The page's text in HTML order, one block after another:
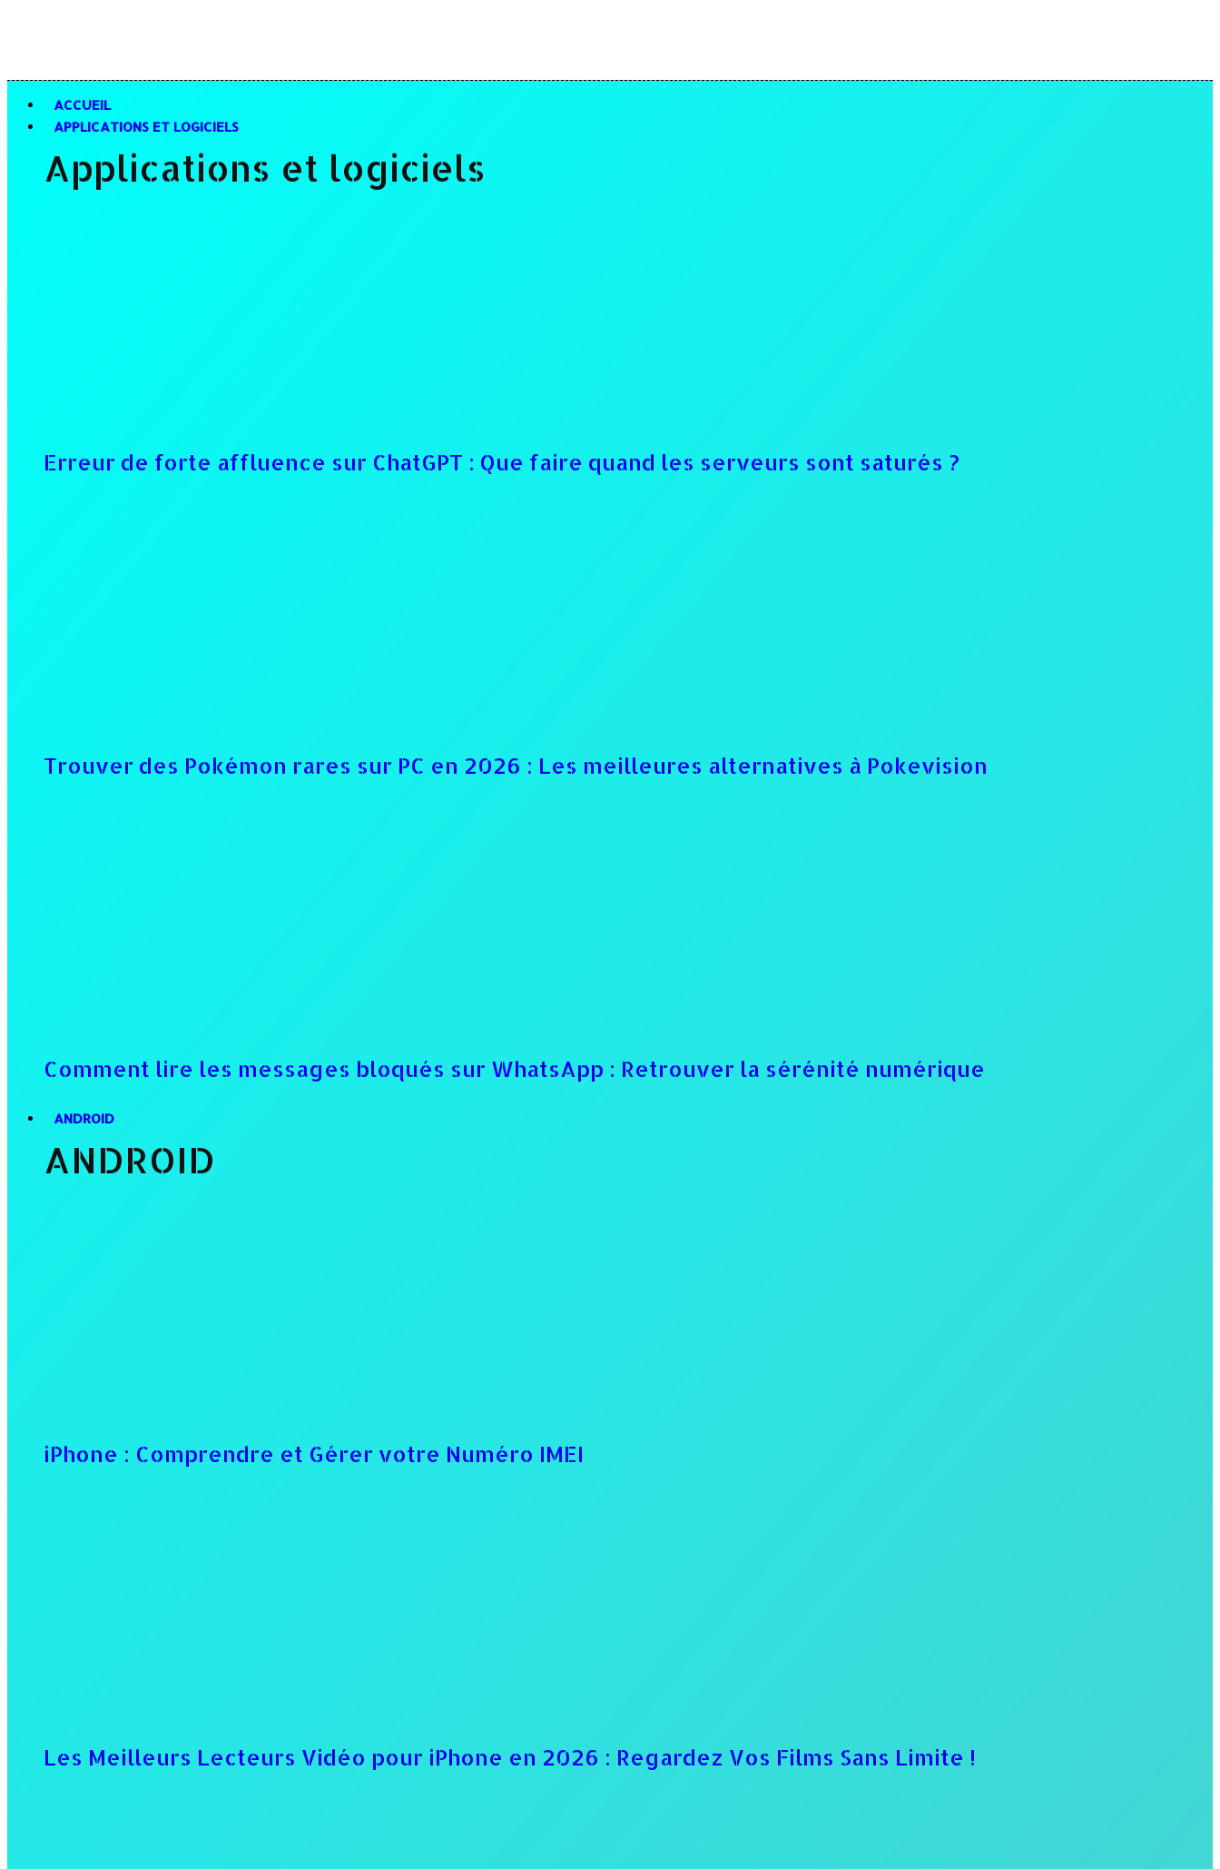
ACCUEIL
APPLICATIONS ET LOGICIELS
Applications et logiciels
Erreur de forte affluence sur ChatGPT : Que faire quand les serveurs sont saturés ?
Trouver des Pokémon rares sur PC en 2026 : Les meilleures alternatives à Pokevision
Comment lire les messages bloqués sur WhatsApp : Retrouver la sérénité numérique
ANDROID
ANDROID
iPhone : Comprendre et Gérer votre Numéro IMEI
Les Meilleurs Lecteurs Vidéo pour iPhone en 2026 : Regardez Vos Films Sans Limite !